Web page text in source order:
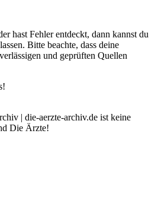
hast Fehler entdeckt, dann kannst du
Bitte beachte, dass deine
und geprüften Quellen
| die-aerzte-archiv.de ist keine
Die Ärzte!